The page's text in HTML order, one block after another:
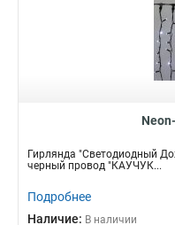
Гирлянда "Светодиодный
черный провод "КАУЧУК...
Подробнее
Наличие: В наличии